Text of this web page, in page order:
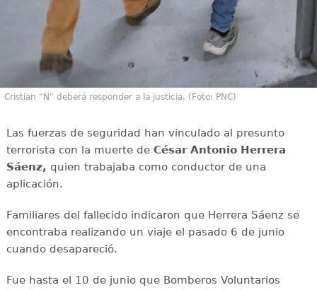
Cristian "N" deberá responder a la justicia. (Foto: PNC)
Las fuerzas de seguridad han vinculado al presunto
terrorista con la muerte de César Antonio Herrera
Sáenz, quien trabajaba como conductor de una
aplicación.
Familiares del fallecido indicaron que Herrera Sáenz se
encontraba realizando un viaje el pasado 6 de junio
cuando desapareció.
Fue hasta el 10 de junio que Bomberos Voluntarios